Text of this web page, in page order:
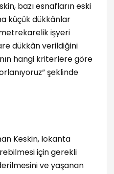
bazı esnafların eski
küçük dükkânlar
metrekarelik işyeri
dükkân verildiğini
hangi kriterlere göre
şeklinde
Keskin, lokanta
için gerekli
ve yaşanan